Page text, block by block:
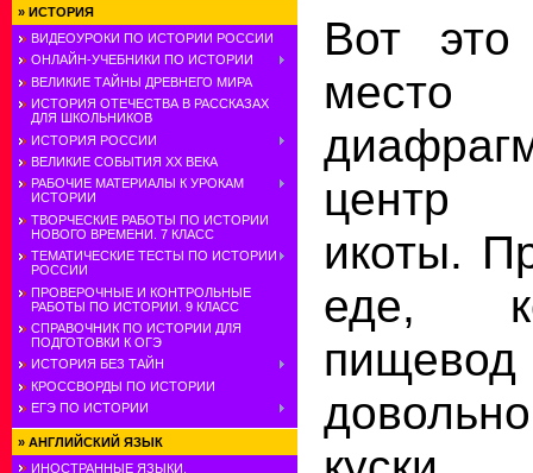
» ИСТОРИЯ
ВИДЕОУРОКИ ПО ИСТОРИИ РОССИИ
ОНЛАЙН-УЧЕБНИКИ ПО ИСТОРИИ
ВЕЛИКИЕ ТАЙНЫ ДРЕВНЕГО МИРА
ИСТОРИЯ ОТЕЧЕСТВА В РАССКАЗАХ
ДЛЯ ШКОЛЬНИКОВ
ИСТОРИЯ РОССИИ
ВЕЛИКИЕ СОБЫТИЯ ХХ ВЕКА
РАБОЧИЕ МАТЕРИАЛЫ К УРОКАМ
ИСТОРИИ
ТВОРЧЕСКИЕ РАБОТЫ ПО ИСТОРИИ
НОВОГО ВРЕМЕНИ. 7 КЛАСС
ТЕМАТИЧЕСКИЕ ТЕСТЫ ПО ИСТОРИИ
РОССИИ
ПРОВЕРОЧНЫЕ И КОНТРОЛЬНЫЕ
РАБОТЫ ПО ИСТОРИИ. 9 КЛАСС
СПРАВОЧНИК ПО ИСТОРИИ ДЛЯ
ПОДГОТОВКИ К ОГЭ
ИСТОРИЯ БЕЗ ТАЙН
КРОССВОРДЫ ПО ИСТОРИИ
ЕГЭ ПО ИСТОРИИ
» АНГЛИЙСКИЙ ЯЗЫК
ИНОСТРАННЫЕ ЯЗЫКИ.
Вот это
место
центр
икоты.
еде,